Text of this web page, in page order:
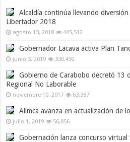
Alcaldía continúa llevando diversión
Libertador 2018
agosto 13, 2018 445,512
Gobernador Lacava activa Plan
junio 3, 2019 330,492
Gobierno de Carabobo decretó 13
Regional No Laborable
noviembre 10, 2017 63,387
Alimca avanza en actualización de
julio 1, 2019 56,856
Gobernación lanza concurso virtual